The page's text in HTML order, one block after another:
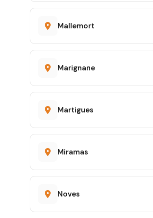
Mallemort
Marignane
Martigues
Miramas
Noves